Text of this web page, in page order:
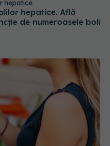
iaurt și sosuri